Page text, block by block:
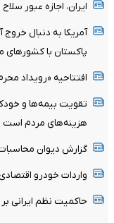
ایران، اجازه عبور
آمریکا به دنبال خروج
پاکستان با
افتتاحیه «رویداد
تقویت بیمه‌ها و
هزینه‌های مردم است
گزارش دیوان
واردات خودرو
حاکمیت نظم ایرانی